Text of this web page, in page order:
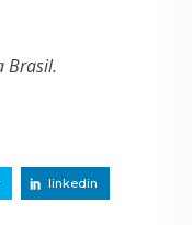
Brasil.
linkedin